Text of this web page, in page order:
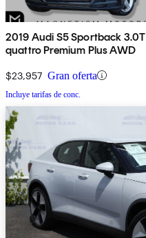
2019 Audi S5 Sportback 3.0T
quattro Premium Plus AWD
$23,957 Gran oferta
Incluye tarifas de conc.